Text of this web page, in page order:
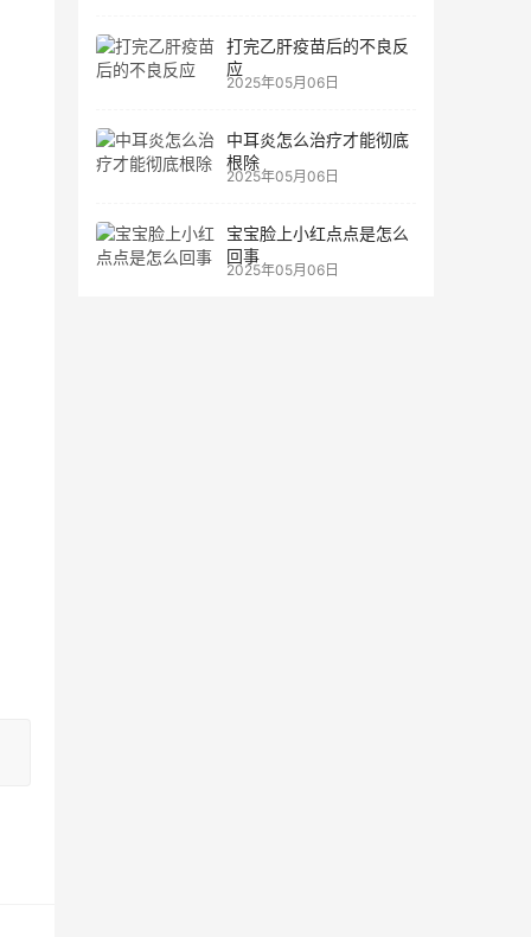
打完乙肝疫苗后的不良反
应
2025年05月06日
中耳炎怎么治疗才能彻底
根除
2025年05月06日
宝宝脸上小红点点是怎么
回事
2025年05月06日